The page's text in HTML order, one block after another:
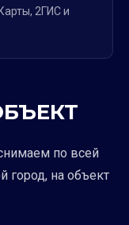
2ГИС и
по всей
город, на объект